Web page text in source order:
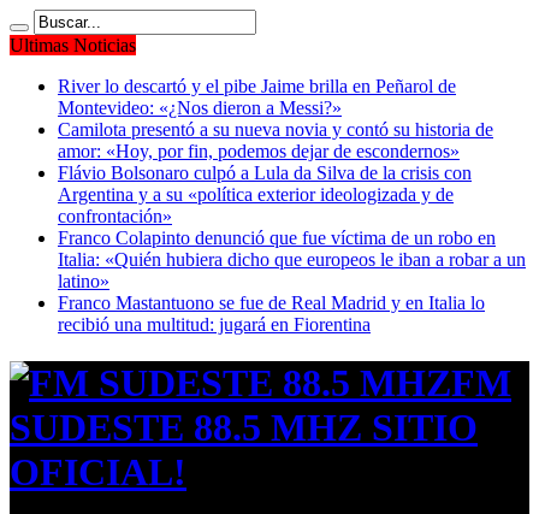
Ultimas Noticias
River lo descartó y el pibe Jaime brilla en Peñarol de
Montevideo: «¿Nos dieron a Messi?»
Camilota presentó a su nueva novia y contó su historia de
amor: «Hoy, por fin, podemos dejar de escondernos»
Flávio Bolsonaro culpó a Lula da Silva de la crisis con
Argentina y a su «política exterior ideologizada y de
confrontación»
Franco Colapinto denunció que fue víctima de un robo en
Italia: «Quién hubiera dicho que europeos le iban a robar a un
latino»
Franco Mastantuono se fue de Real Madrid y en Italia lo
recibió una multitud: jugará en Fiorentina
FM
SUDESTE 88.5 MHZ SITIO
OFICIAL!